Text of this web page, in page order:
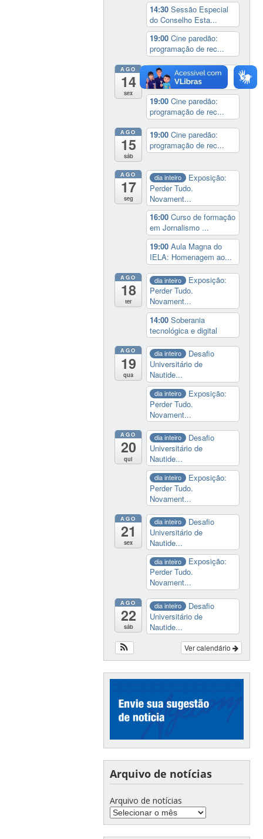
14:30Sessão Especial
do Conselho Esta...
19:00Cine paredão:
programação de rec...
AGO
14
sex
14:00 Lançamento da
cinebiografia de D...
19:00Cine paredão:
programação de rec...
AGO
15
sáb
19:00Cine paredão:
programação de rec...
AGO
17
seg
dia inteiro
Exposição:
Perder Tudo.
Novament...
16:00Curso de formação
em Jornalismo ...
19:00Aula Magna do
IELA: Homenagem ao...
AGO
18
ter
dia inteiro
Exposição:
Perder Tudo.
Novament...
14:00Soberania
tecnológica e digital
AGO
19
qua
dia inteiro
Desafio
Universitário de
Nautide...
dia inteiro
Exposição:
Perder Tudo.
Novament...
AGO
20
qui
dia inteiro
Desafio
Universitário de
Nautide...
dia inteiro
Exposição:
Perder Tudo.
Novament...
AGO
21
sex
dia inteiro
Desafio
Universitário de
Nautide...
dia inteiro
Exposição:
Perder Tudo.
Novament...
AGO
22
sáb
dia inteiro
Desafio
Universitário de
Nautide...
Ver calendário
Arquivo de notícias
Arquivo de notícias